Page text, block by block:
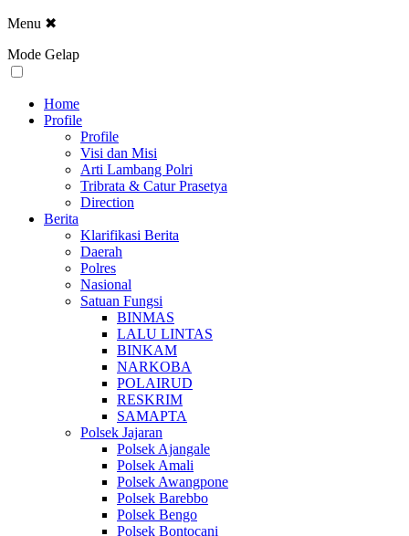
Menu ✖
Mode Gelap
Home
Profile
Profile
Visi dan Misi
Arti Lambang Polri
Tribrata & Catur Prasetya
Direction
Berita
Klarifikasi Berita
Daerah
Polres
Nasional
Satuan Fungsi
BINMAS
LALU LINTAS
BINKAM
NARKOBA
POLAIRUD
RESKRIM
SAMAPTA
Polsek Jajaran
Polsek Ajangale
Polsek Amali
Polsek Awangpone
Polsek Barebbo
Polsek Bengo
Polsek Bontocani